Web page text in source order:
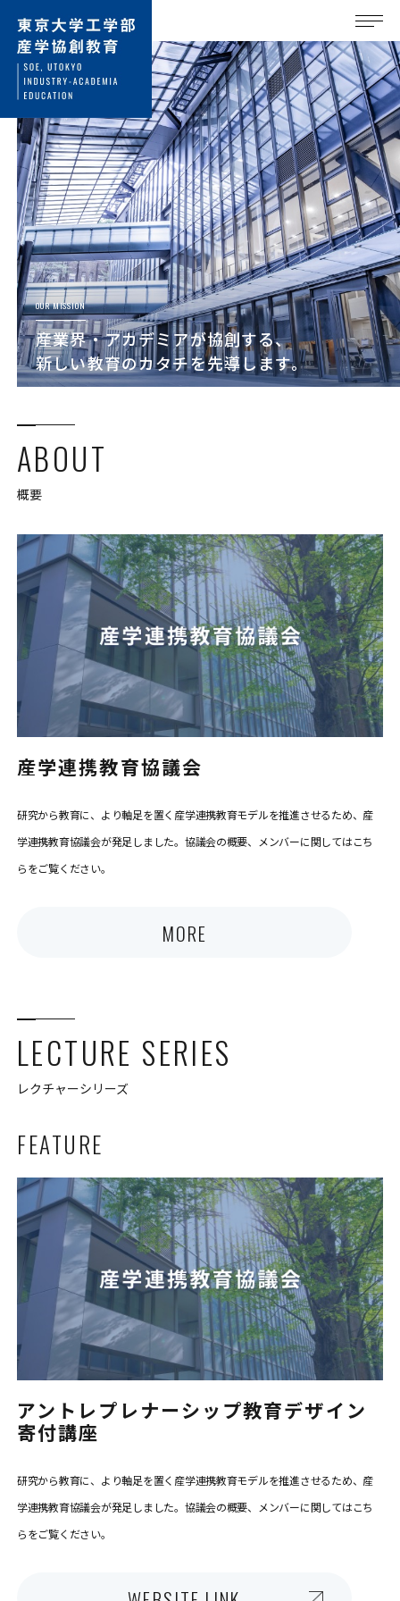
OUR MISSION
産業界・アカデミアが協創する、
新しい教育のカタチを先導します。
ABOUT
概要
産学連携教育協議会
研究から教育に、より軸足を置く産学連携教育モデルを推進させるため、産
学連携教育協議会が発足しました。協議会の概要、メンバーに関してはこち
らをご覧ください。
MORE
LECTURE SERIES
レクチャーシリーズ
FEATURE
アントレプレナーシップ教育デザイン
寄付講座
研究から教育に、より軸足を置く産学連携教育モデルを推進させるため、産
学連携教育協議会が発足しました。協議会の概要、メンバーに関してはこち
らをご覧ください。